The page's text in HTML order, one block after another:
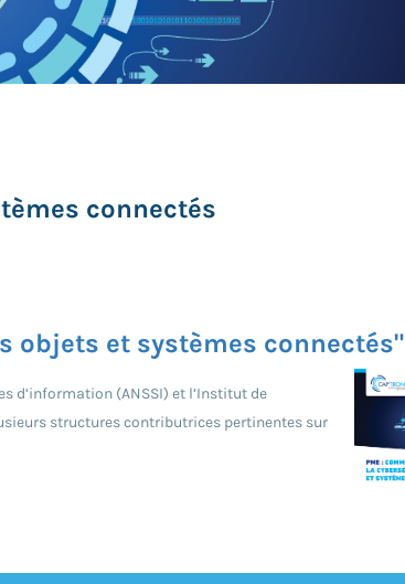
connectés
objets et systèmes connectés"
d’information (ANSSI) et l’Institut de
structures contributrices pertinentes sur